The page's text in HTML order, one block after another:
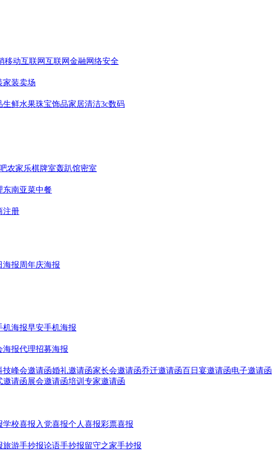
移动互联网互联网金融网络安全
家装卖场
生鲜水果珠宝饰品家居清洁3c数码
农家乐棋牌室轰趴馆密室
东南亚菜中餐
注册
海报周年庆海报
机海报早安手机海报
海报代理招募海报
技峰会邀请函婚礼邀请函家长会邀请函乔迁邀请函百日宴邀请函电子邀请函
邀请函展会邀请函培训专家邀请函
学校喜报 入党喜报个人喜报彩票喜报
旅游手抄报论语手抄报留守之家手抄报